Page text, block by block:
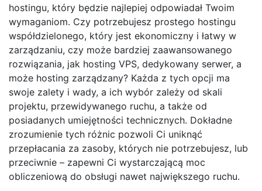
hostingu, który będzie najlepiej odpowiadał Twoim
wymaganiom. Czy potrzebujesz prostego hostingu
współdzielonego, który jest ekonomiczny i łatwy w
zarządzaniu, czy może bardziej zaawansowanego
rozwiązania, jak hosting VPS, dedykowany serwer, a
może hosting zarządzany? Każda z tych opcji ma
swoje zalety i wady, a ich wybór zależy od skali
projektu, przewidywanego ruchu, a także od
posiadanych umiejętności technicznych. Dokładne
zrozumienie tych różnic pozwoli Ci uniknąć
przepłacania za zasoby, których nie potrzebujesz, lub
przeciwnie – zapewni Ci wystarczającą moc
obliczeniową do obsługi nawet największego ruchu.